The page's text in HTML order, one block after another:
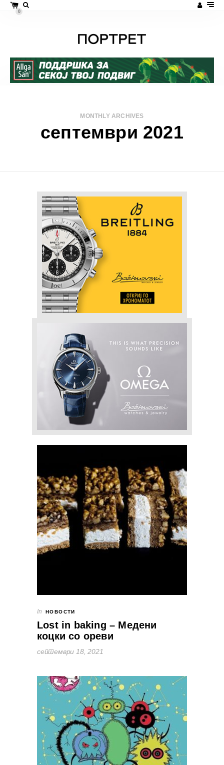
0
MONTHLY ARCHIVES
септември 2021
In НОВОСТИ
Lost in baking – Медени
коцки со ореви
септември 18, 2021